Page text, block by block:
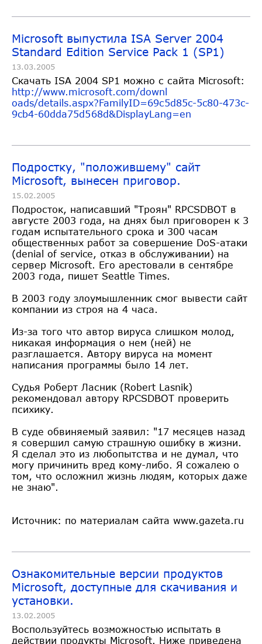
Microsoft выпустила ISA Server 2004
Standard Edition Service Pack 1 (SP1)
13.03.2005
Скачать ISA 2004 SP1 можно с сайта Microsoft:
http://www.microsoft.com/downl
oads/details.aspx?FamilyID=69c5d85c-5c80-473c-
9cb4-60dda75d568d&DisplayLang=en
Подростку, "положившему" сайт
Microsoft, вынесен приговор.
15.02.2005
Подросток, написавший "Троян" RPCSDBOT в
августе 2003 года, на днях был приговорен к 3
годам испытательного срока и 300 часам
общественных работ за совершение DoS-атаки
(denial of service, отказ в обслуживании) на
сервер Microsoft. Его арестовали в сентябре
2003 года, пишет Seattle Times.
В 2003 году злоумышленник смог вывести сайт
компании из строя на 4 часа.
Из-за того что автор вируса слишком молод,
никакая информация о нем (ней) не
разглашается. Автору вируса на момент
написания программы было 14 лет.
Судья Роберт Ласник (Robert Lasnik)
рекомендовал автору RPCSDBOT проверить
психику.
В суде обвиняемый заявил: "17 месяцев назад
я совершил самую страшную ошибку в жизни.
Я сделал это из любопытства и не думал, что
могу причинить вред кому-либо. Я сожалею о
том, что осложнил жизнь людям, которых даже
не знаю".
Источник: по материалам сайта www.gazeta.ru
Ознакомительные версии продуктов
Microsoft, доступные для скачивания и
установки.
13.02.2005
Воспользуйтесь возможностью испытать в
действии продукты Microsoft. Ниже приведена